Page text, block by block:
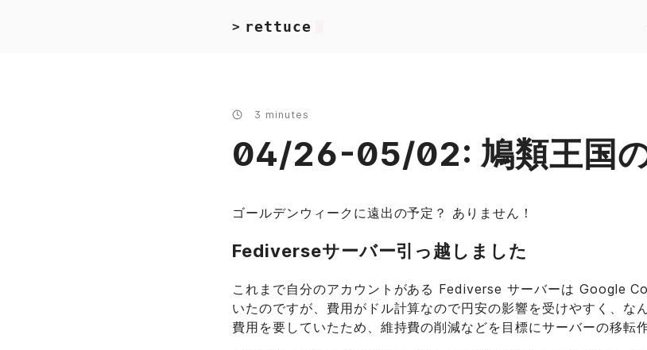
> rettuce
3 minutes
04/26-05/02: 鳩類王国
ゴールデンウィークに遠出の予定？ ありません！
Fediverseサーバー引っ越しました
これまで自分のアカウントがある Fediverse サーバーは Google
いたのですが、費用がドル計算なので円安の影響を受けやすく、な
費用を要していたため、維持費の削減などを目標にサーバーの移転